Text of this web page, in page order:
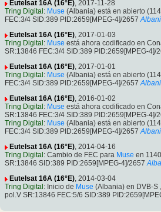
Eutelsat 16A (16°E), 2017-11-28
Tring Digital : Muse (Albania) está en abierto
FEC:3/4 SID:389 PID:2659[MPEG-4]/2657
Eutelsat 16A (16°E), 2017-01-03
Tring Digital : Muse está ahora codificado en
SR:13846 FEC:3/4 SID:389 PID:2659[MPEG-4]/
Eutelsat 16A (16°E), 2017-01-01
Tring Digital : Muse (Albania) está en abierto
FEC:3/4 SID:389 PID:2659[MPEG-4]/2657
Eutelsat 16A (16°E), 2016-01-02
Tring Digital : Muse está ahora codificado en
SR:13846 FEC:3/4 SID:389 PID:2659[MPEG-4]/
Tring Digital : Muse (Albania) está en abierto
FEC:3/4 SID:389 PID:2659[MPEG-4]/2657
Eutelsat 16A (16°E), 2014-04-16
Tring Digital : Cambio de FEC para Muse en
SR:13846 SID:389 PID:2659[MPEG-4]/2657
Eutelsat 16A (16°E), 2014-03-04
Tring Digital : Inicio de Muse (Albania) en DVB-S
pol.V SR:13846 FEC:5/6 SID:389